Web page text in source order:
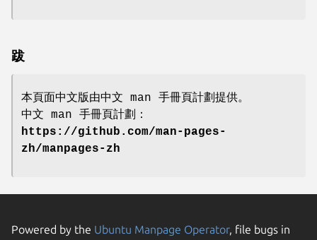
跋
本頁面中文版由中文 man 手冊頁計劃提供。
中文 man 手冊頁計劃：
https://github.com/man-pages-
zh/manpages-zh
Powered by the Ubuntu Manpage Operator, file bugs in